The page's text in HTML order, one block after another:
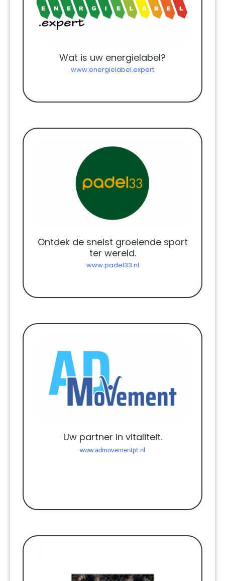
Wat is uw energielabel?
www.energielabel.expert
Ontdek de snelst groeiende sport
ter wereld.
www.padel33.nl
Uw partner in vitaliteit.
www.admovementpt.nl